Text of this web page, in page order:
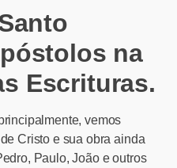
na
Escrituras.
vemos
Cristo e sua obra ainda
Paulo, João e outros